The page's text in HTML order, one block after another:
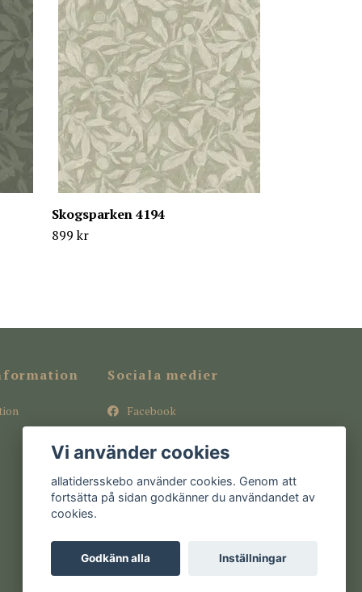
Skogsparken 4194
899 kr
Sociala medier
Facebook
Pinterest
Vi använder cookies
allatidersskebo använder cookies. Genom att
fortsätta på sidan godkänner du användandet av
cookies.
Godkänn alla Inställningar